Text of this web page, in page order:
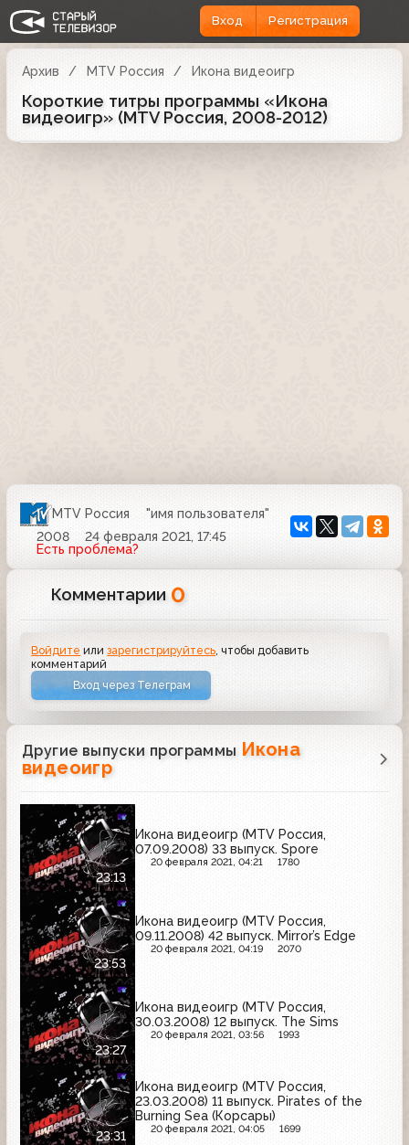
Вход Регистрация
Архив MTV Россия Икона видеоигр
Короткие титры программы «Икона
видеоигр» (MTV Россия, 2008-2012)
MTV Россия
"имя пользователя"
2008
24 февраля 2021, 17:45
Есть проблема?
Комментарии 0
Войдите илизарегистрируйтесь , чтобы добавить
комментарий
Вход через Телеграм
Другие выпуски программы Икона
видеоигр
23:13
Икона видеоигр (MTV Россия,
07.09.2008) 33 выпуск. Spore
20 февраля 2021, 04:21 1780
23:53
Икона видеоигр (MTV Россия,
09.11.2008) 42 выпуск. Mirror’s Edge
20 февраля 2021, 04:19 2070
23:27
Икона видеоигр (MTV Россия,
30.03.2008) 12 выпуск. The Sims
20 февраля 2021, 03:56 1993
23:31
Икона видеоигр (MTV Россия,
23.03.2008) 11 выпуск. Pirates of the
Burning Sea (Корсары)
20 февраля 2021, 04:05 1699